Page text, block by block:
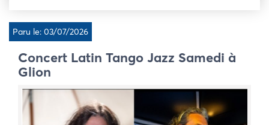
Paru le: 03/07/2026
Concert Latin Tango Jazz Samedi à
Glion